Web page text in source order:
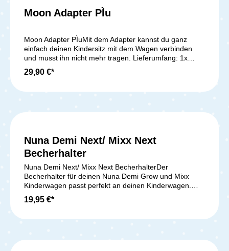
Moon Adapter PÌu
Moon Adapter PÌuMit dem Adapter kannst du ganz
einfach deinen Kindersitz mit dem Wagen verbinden
und musst ihn nicht mehr tragen. Lieferumfang: 1x
Moon Adapter PÌu
29,90 €*
Nuna Demi Next/ Mixx Next
Becherhalter
Nuna Demi Next/ Mixx Next BecherhalterDer
Becherhalter für deinen Nuna Demi Grow und Mixx
Kinderwagen passt perfekt an deinen Kinderwagen.
Damit hast du ab jetzt auf euren Spaziergängen
problemlos deine Getränke oder die deines Kindes
Demi Grow/ Nuna Demi Next/ Mixx Kinderwagen
19,95 €*